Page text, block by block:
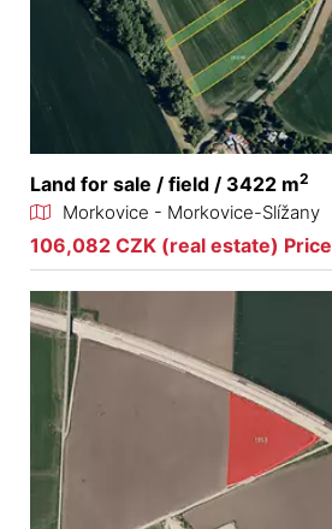
Land for sale / field / 3422 m2
Morkovice - Morkovice-Slížany
106,082 CZK (real estate) Price